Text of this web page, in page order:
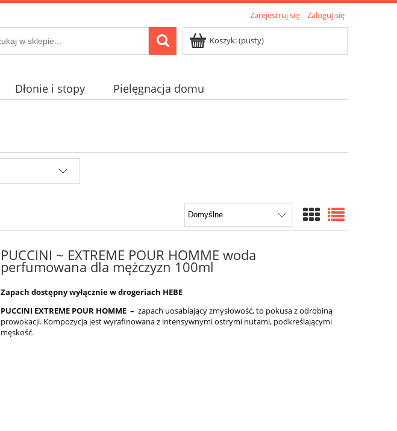
Zarejestruj się Zaloguj się
Koszyk:(pusty)
Dłonie i stopy Pielęgnacja domu
PUCCINI ~ EXTREME POUR HOMME woda
perfumowana dla mężczyzn 100ml
Zapach dostępny wyłącznie w drogeriach HEBE
PUCCINI EXTREME POUR HOMME – zapach uosabiający zmysłowość, to pokusa z odrobiną
prowokacji. Kompozycja jest wyrafinowana z intensywnymi ostrymi nutami, podkreślającymi
męskość.